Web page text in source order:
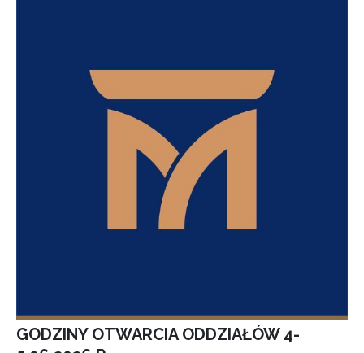
GODZINY OTWARCIA ODDZIAŁÓW 4-